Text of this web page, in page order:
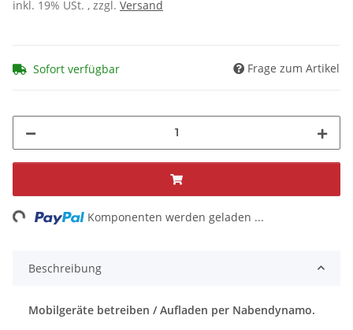
inkl. 19% USt. , zzgl. Versand
Sofort verfügbar Frage zum Artikel
Komponenten werden geladen ...
Beschreibung
Mobilgeräte betreiben / Aufladen per Nabendynamo.